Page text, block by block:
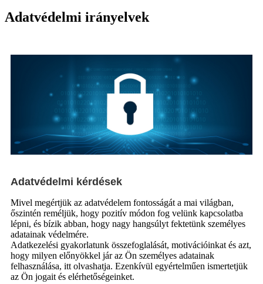
Adatvédelmi irányelvek
Adatvédelmi kérdések
Mivel megértjük az adatvédelem fontosságát a mai világban,
őszintén reméljük, hogy pozitív módon fog velünk kapcsolatba
lépni, és bízik abban, hogy nagy hangsúlyt fektetünk személyes
adatainak védelmére.
Adatkezelési gyakorlatunk összefoglalását, motivációinkat és azt,
hogy milyen előnyökkel jár az Ön személyes adatainak
felhasználása, itt olvashatja. Ezenkívül egyértelműen ismertetjük
az Ön jogait és elérhetőségeinket.